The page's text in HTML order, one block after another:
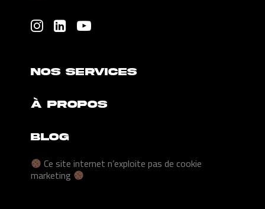
NOS SERVICES
À PROPOS
BLOG
Ce site internet n’exploite pas de cookie
marketing